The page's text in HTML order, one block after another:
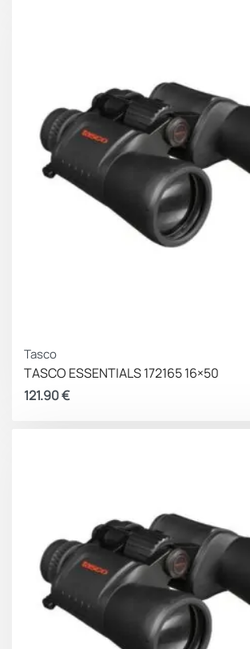
Tasco
TASCO ESSENTIALS 172165 16×50
121.90€